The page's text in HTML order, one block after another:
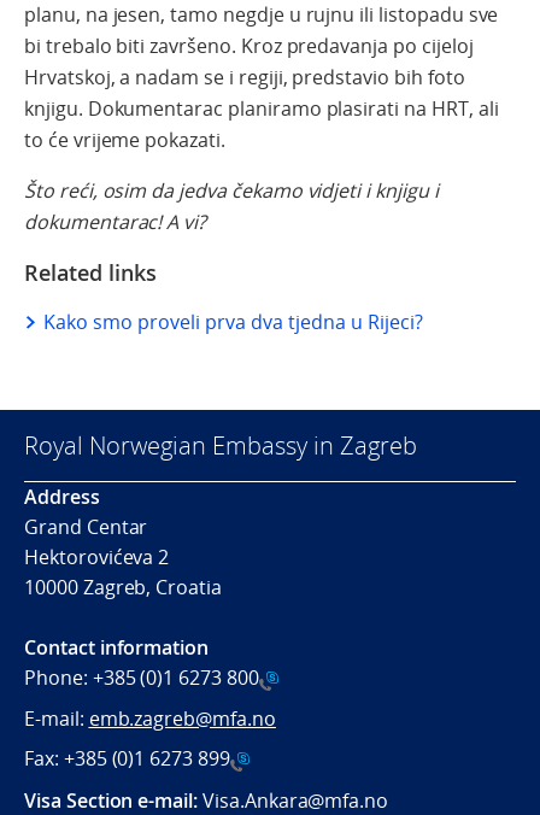
planu, na jesen, tamo negdje u rujnu ili listopadu sve
bi trebalo biti završeno. Kroz predavanja po cijeloj
Hrvatskoj, a nadam se i regiji, predstavio bih foto
knjigu. Dokumentarac planiramo plasirati na HRT, ali
to će vrijeme pokazati.
Što reći, osim da jedva čekamo vidjeti i knjigu i
dokumentarac! A vi?
Related links
Kako smo proveli prva dva tjedna u Rijeci?
Royal Norwegian Embassy in Zagreb
Address
Grand Centar
Hektorovićeva 2
10000 Zagreb, Croatia
Contact information
Phone: +385 (0)1 6273 800
E-mail: emb.zagreb@mfa.no
Fax: +385 (0)1 6273 899
Visa Section e-mail:Visa.Ankara@mfa.no